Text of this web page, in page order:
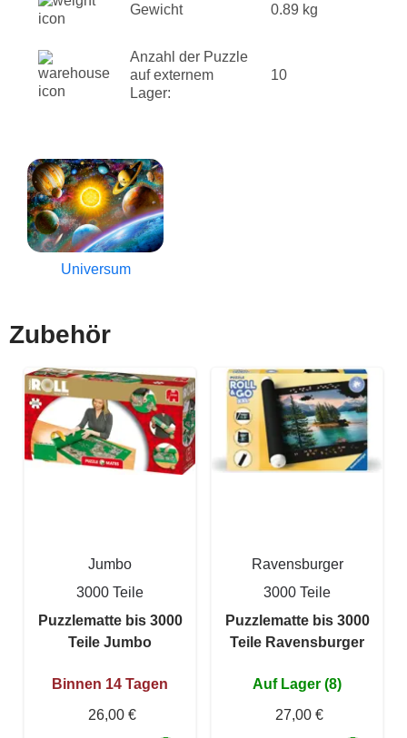
Gewicht 0.89 kg
Anzahl der Puzzle
auf externem
Lager:
10
Universum
Zubehör
Jumbo
3000 Teile
Puzzlematte bis 3000
Teile Jumbo
Binnen 14 Tagen
26,00 €
Ravensburger
3000 Teile
Puzzlematte bis 3000
Teile Ravensburger
Auf Lager (8)
27,00 €